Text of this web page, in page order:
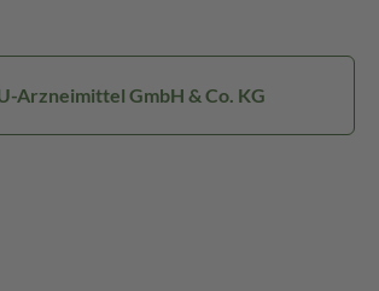
Arzneimittel GmbH & Co. KG